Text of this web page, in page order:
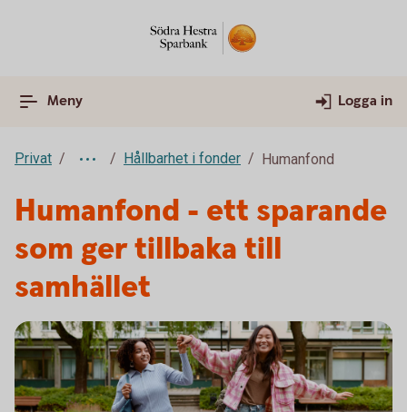
Meny Logga in
Privat Hållbarhet i fonder Humanfond
Humanfond - ett sparande
som ger tillbaka till
samhället